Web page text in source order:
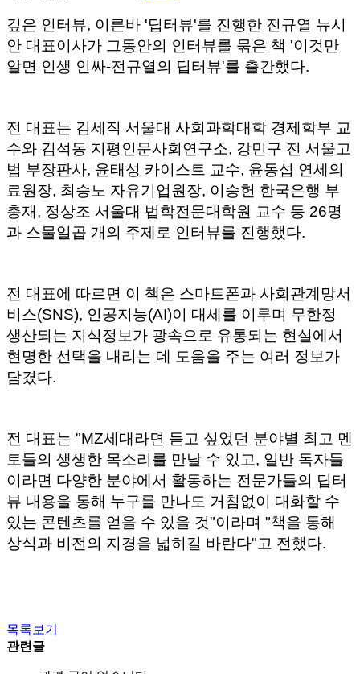
깊은 인터뷰, 이른바 '딥터뷰'를 진행한 전규열 뉴시
안 대표이사가 그동안의 인터뷰를 묶은 책 '이것만
알면 인생 인싸-전규열의 딥터뷰'를 출간했다.
전 대표는 김세직 서울대 사회과학대학 경제학부 교
수와 김석동 지평인문사회연구소, 강민구 전 서울고
법 부장판사, 윤태성 카이스트 교수, 윤동섭 연세의
료원장, 최승노 자유기업원장, 이승헌 한국은행 부
총재, 정상조 서울대 법학전문대학원 교수 등 26명
과 스물일곱 개의 주제로 인터뷰를 진행했다.
전 대표에 따르면 이 책은 스마트폰과 사회관계망서
비스(SNS), 인공지능(AI)이 대세를 이루며 무한정
생산되는 지식정보가 광속으로 유통되는 현실에서
현명한 선택을 내리는 데 도움을 주는 여러 정보가
담겼다.
전 대표는 "MZ세대라면 듣고 싶었던 분야별 최고 멘
토들의 생생한 목소리를 만날 수 있고, 일반 독자들
이라면 다양한 분야에서 활동하는 전문가들의 딥터
뷰 내용을 통해 누구를 만나도 거침없이 대화할 수
있는 콘텐츠를 얻을 수 있을 것"이라며 "책을 통해
상식과 비전의 지경을 넓히길 바란다"고 전했다.
목록보기
관련글